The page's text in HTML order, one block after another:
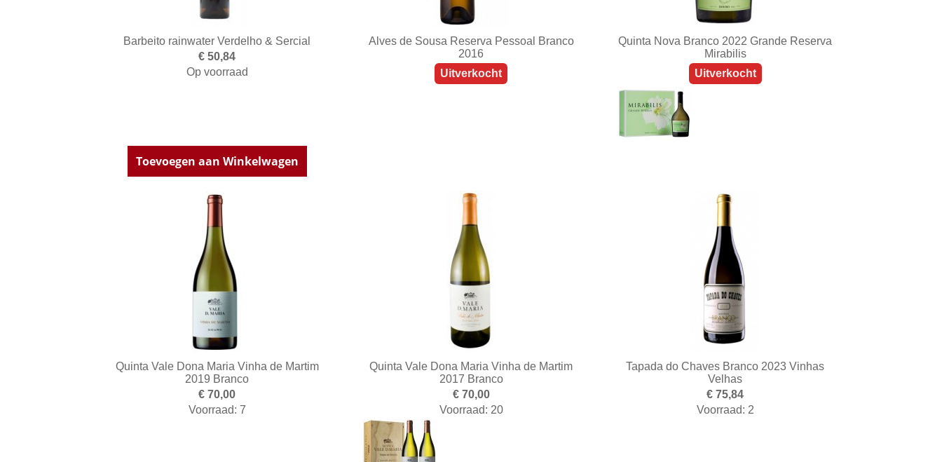
Barbeito rainwater Verdelho & Sercial
€ 50,84
Op voorraad
Toevoegen aan Winkelwagen
Alves de Sousa Reserva Pessoal Branco
2016
Uitverkocht
Quinta Nova Branco 2022 Grande Reserva
Mirabilis
Uitverkocht
Quinta Vale Dona Maria Vinha de Martim
2019 Branco
€ 70,00
Voorraad: 7
Quinta Vale Dona Maria Vinha de Martim
2017 Branco
€ 70,00
Voorraad: 20
Tapada do Chaves Branco 2023 Vinhas
Velhas
€ 75,84
Voorraad: 2